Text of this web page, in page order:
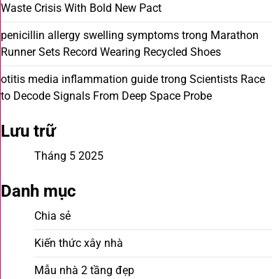
Waste Crisis With Bold New Pact
penicillin allergy swelling symptomstrong Marathon
Runner Sets Record Wearing Recycled Shoes
otitis media inflammation guidetrong Scientists Race
to Decode Signals From Deep Space Probe
Lưu trữ
Tháng 5 2025
Danh mục
Chia sẻ
Kiến thức xây nhà
Mẫu nhà 2 tầng đẹp